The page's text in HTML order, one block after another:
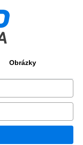
Obrázky